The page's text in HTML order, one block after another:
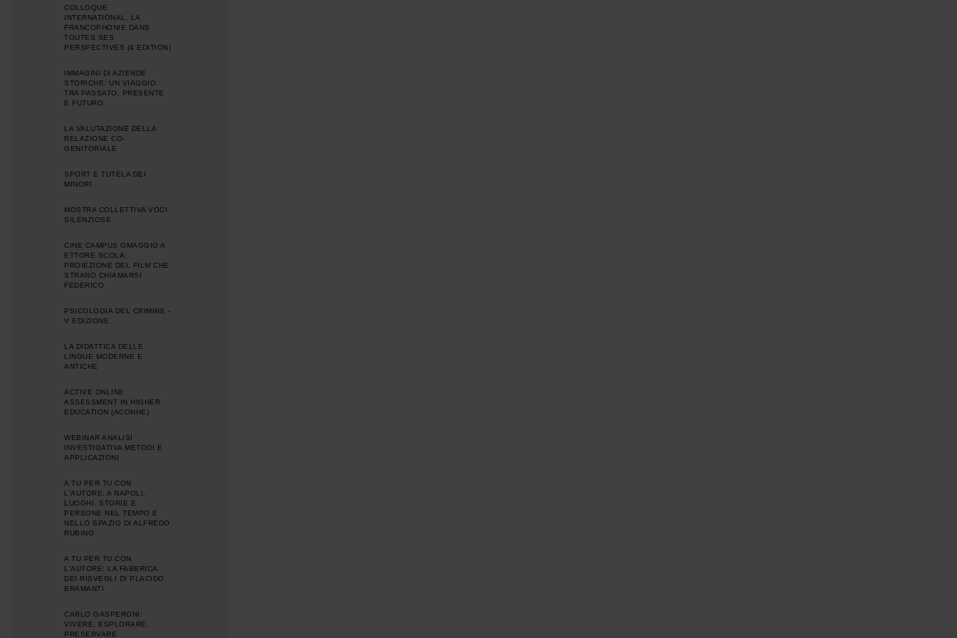
COLLOQUE
INTERNATIONAL, LA
FRANCOPHONIE DANS
TOUTES SES
PERSPECTIVES (4 EDITION)
IMMAGINI DI AZIENDE
STORICHE: UN VIAGGIO
TRA PASSATO, PRESENTE
E FUTURO
LA VALUTAZIONE DELLA
RELAZIONE CO-
GENITORIALE
SPORT E TUTELA DEI
MINORI
MOSTRA COLLETTIVA VOCI
SILENZIOSE
CINE CAMPUS OMAGGIO A
ETTORE SCOLA:
PROIEZIONE DEL FILM CHE
STRANO CHIAMARSI
FEDERICO
PSICOLOGIA DEL CRIMINE -
V EDIZIONE
LA DIDATTICA DELLE
LINGUE MODERNE E
ANTICHE
ACTIVE ONLINE
ASSESSMENT IN HIGHER
EDUCATION (ACONHE)
WEBINAR ANALISI
INVESTIGATIVA METODI E
APPLICAZIONI
A TU PER TU CON
L'AUTORE: A NAPOLI,
LUOGHI, STORIE E
PERSONE NEL TEMPO E
NELLO SPAZIO DI ALFREDO
RUBINO
A TU PER TU CON
L'AUTORE: LA FABBRICA
DEI RISVEGLI DI PLACIDO
BRAMANTI
CARLO GASPERONI:
VIVERE, ESPLORARE,
PRESERVARE